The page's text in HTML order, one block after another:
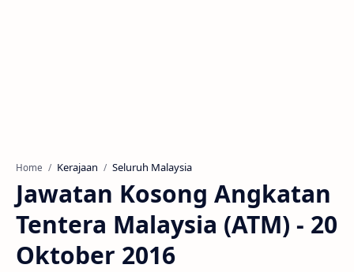
Home Kerajaan Seluruh Malaysia
Jawatan Kosong Angkatan
Tentera Malaysia (ATM) - 20
Oktober 2016